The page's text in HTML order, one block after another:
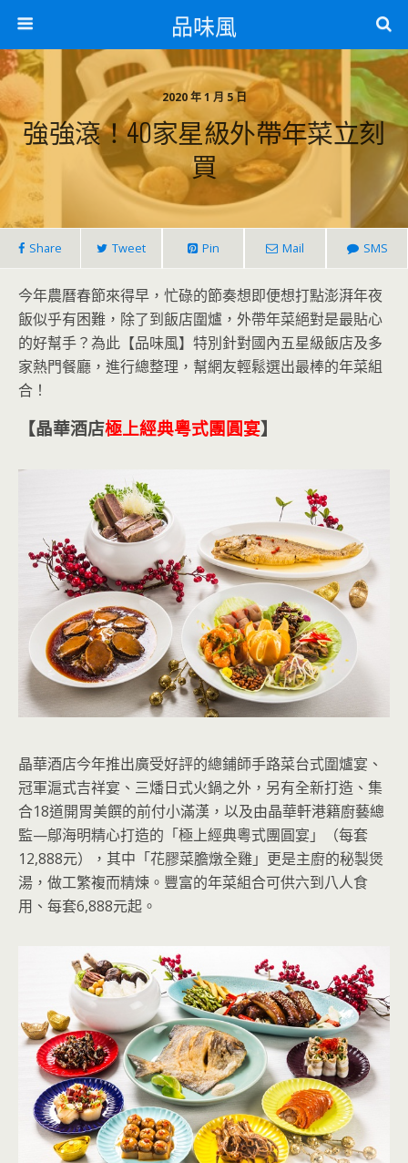
品味風
2020 年 1 月 5 日
強強滾！40家星級外帶年菜立刻
買
Share Tweet Pin Mail SMS
今年農曆春節來得早，忙碌的節奏想即便想打點澎湃年夜
飯似乎有困難，除了到飯店圍爐，外帶年菜絕對是最貼心
的好幫手？為此【品味風】特別針對國內五星級飯店及多
家熱門餐廳，進行總整理，幫網友輕鬆選出最棒的年菜組
合！
【晶華酒店極上經典粵式團圓宴】
晶華酒店今年推出廣受好評的總鋪師手路菜台式圍爐宴、
冠軍滬式吉祥宴、三燔日式火鍋之外，另有全新打造、集
合18道開胃美饌的前付小滿漢，以及由晶華軒港籍廚藝總
監—鄔海明精心打造的「極上經典粵式團圓宴」（每套
12,888元），其中「花膠菜膽燉全雞」更是主廚的秘製煲
湯，做工繁複而精煉。豐富的年菜組合可供六到八人食
用、每套6,888元起。